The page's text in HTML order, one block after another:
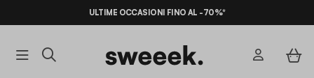
ULTIME OCCASIONI FINO AL -70%*